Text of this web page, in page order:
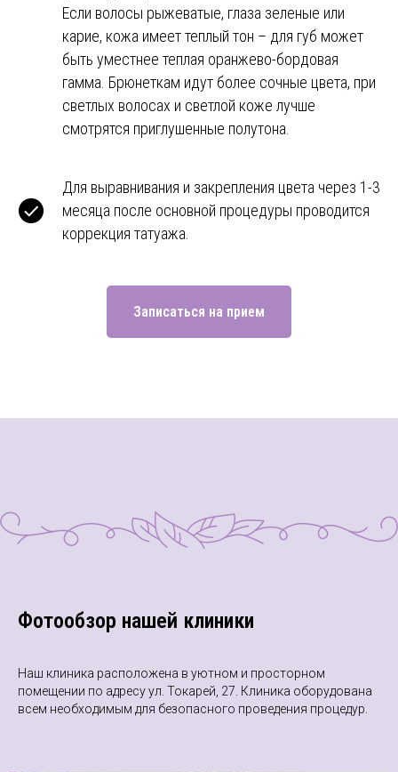
Если волосы рыжеватые, глаза зеленые или
карие, кожа имеет теплый тон – для губ может
быть уместнее теплая оранжево-бордовая
гамма. Брюнеткам идут более сочные цвета, при
светлых волосах и светлой коже лучше
смотрятся приглушенные полутона.
Для выравнивания и закрепления цвета через 1-3
месяца после основной процедуры проводится
коррекция татуажа.
Записаться на прием
Фотообзор нашей клиники
Наш клиника расположена в уютном и просторном
помещении по адресу ул. Токарей, 27. Клиника оборудована
всем необходимым для безопасного проведения процедур.